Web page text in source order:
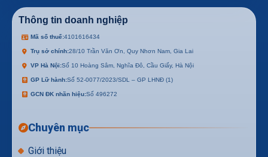
Thông tin doanh nghiệp
Mã số thuế:4101616434
Trụ sở chính:28/10 Trần Văn Ơn, Quy Nhơn Nam, Gia Lai
VP Hà Nội:Số 10 Hoàng Sâm, Nghĩa Đô, Cầu Giấy, Hà Nội
GP Lữ hành:Số 52-0077/2023/SDL – GP LHNĐ (1)
GCN ĐK nhãn hiệu:Số 496272
Chuyên mục
Giới thiệu